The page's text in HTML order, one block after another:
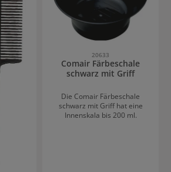
20633
Comair Färbeschale
schwarz mit Griff
Die Comair Färbeschale
schwarz mit Griff hat eine
Innenskala bis 200 ml.